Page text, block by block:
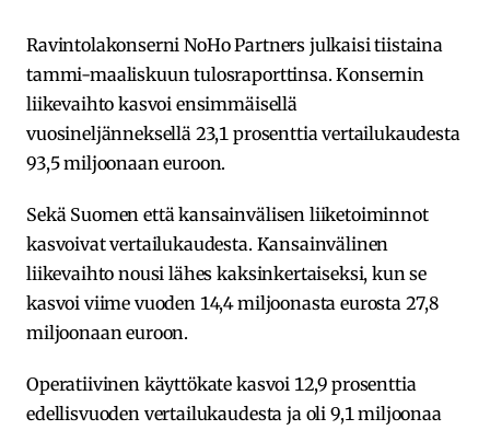
Ravintolakonserni NoHo Partners julkaisi tiistaina
tammi-maaliskuun tulosraporttinsa. Konsernin
liikevaihto kasvoi ensimmäisellä
vuosineljänneksellä 23,1 prosenttia vertailukaudesta
93,5 miljoonaan euroon.
Sekä Suomen että kansainvälisen liiketoiminnot
kasvoivat vertailukaudesta. Kansainvälinen
liikevaihto nousi lähes kaksinkertaiseksi, kun se
kasvoi viime vuoden 14,4 miljoonasta eurosta 27,8
miljoonaan euroon.
Operatiivinen käyttökate kasvoi 12,9 prosenttia
edellisvuoden vertailukaudesta ja oli 9,1 miljoonaa